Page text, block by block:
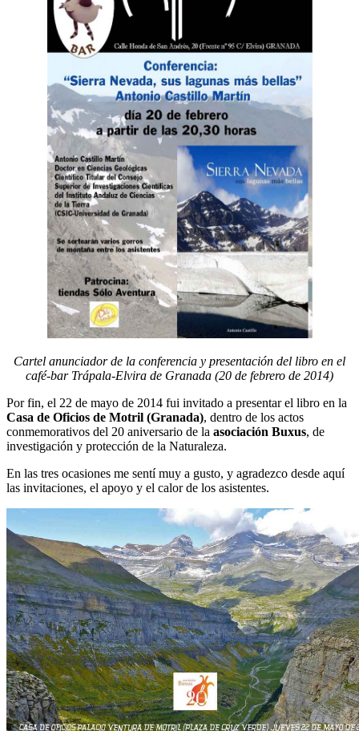
Cartel anunciador de la conferencia y presentación del libro en el
café-bar Trápala-Elvira de Granada (20 de febrero de 2014)
Por fin, el 22 de mayo de 2014 fui invitado a presentar el libro en la
Casa de Oficios de Motril (Granada), dentro de los actos
conmemorativos del 20 aniversario de la asociación Buxus, de
investigación y protección de la Naturaleza.
En las tres ocasiones me sentí muy a gusto, y agradezco desde aquí
las invitaciones, el apoyo y el calor de los asistentes.